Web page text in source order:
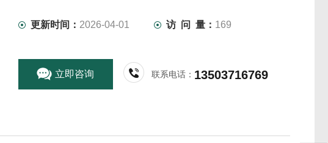
更新时间： 2026-04-01 访 问 量： 169
立即咨询 联系电话： 13503716769